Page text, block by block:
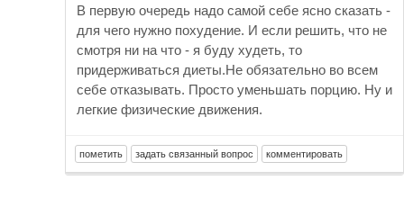
В первую очередь надо самой себе ясно сказать -
для чего нужно похудение. И если решить, что не
смотря ни на что - я буду худеть, то
придерживаться диеты.Не обязательно во всем
себе отказывать. Просто уменьшать порцию. Ну и
легкие физические движения.